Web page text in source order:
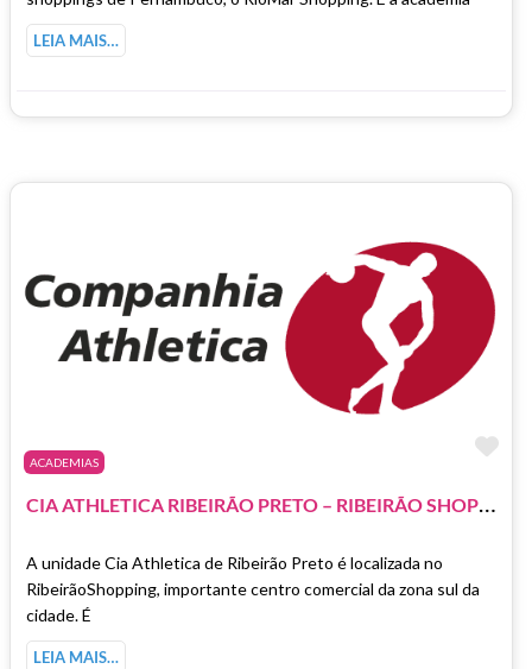
LEIA MAIS…
ACADEMIAS
C
IA ATHLETICA RIBEIRÃO PRETO – RIBEIRÃO SHOPPING
A unidade Cia Athletica de Ribeirão Preto é localizada no
RibeirãoShopping, importante centro comercial da zona sul da
cidade. É
LEIA MAIS…